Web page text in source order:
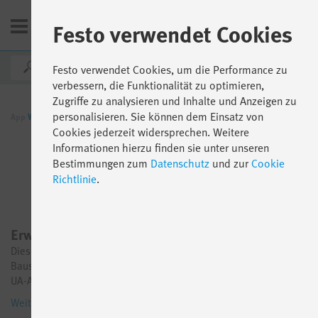
World Für Produkte Servopressen Bausatz YJKP
Erweiterungspaket
Dieses Software-Erweiterungspaket für den Servopressen-
Bausatz YJKP beinhaltet unter anderem eine Kraftregelung, OPC-
UA-Anbindung sowie den erweiterten Sequenzer.
Weitere Informationen
Festo verwendet Cookies
Festo verwendet Cookies, um die Performance zu
verbessern, die Funktionalität zu optimieren,
Zugriffe zu analysieren und Inhalte und Anzeigen zu
personalisieren. Sie können dem Einsatz von
Cookies jederzeit widersprechen. Weitere
Informationen hierzu finden sie unter unseren
Bestimmungen zum Datenschutz und zurCookie
Richtlinie.